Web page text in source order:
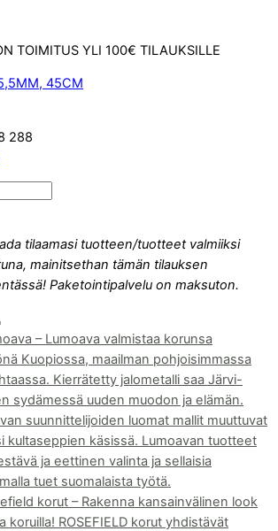
TOIMITUS YLI 100€ TILAUKSILLE
288
tilaamasi tuotteen/tuotteet valmiiksi
mainitsethan tämän tilauksen
Paketointipalvelu on maksuton.
– Lumoava valmistaa korunsa
Kuopiossa, maailman pohjoisimmassa
Kierrätetty jalometalli saa Järvi-
sydämessä uuden muodon ja elämän.
suunnittelijoiden luomat mallit muuttuvat
kultaseppien käsissä. Lumoavan tuotteet
ja eettinen valinta ja sellaisia
tuet suomalaista työtä.
korut – Rakenna kansainvälinen look
koruilla! ROSEFIELD korut yhdistävät